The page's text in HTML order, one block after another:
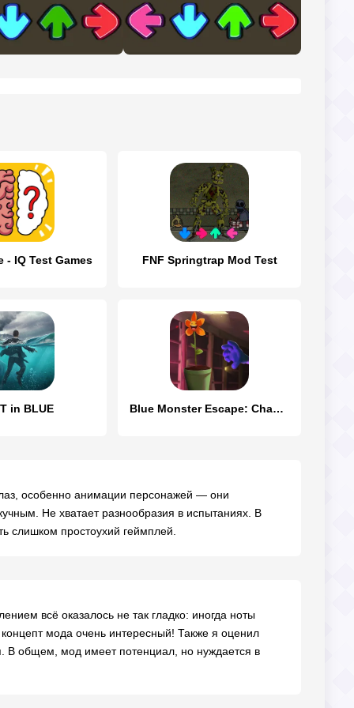
- IQ Test Games FNF Springtrap Mod Test
in BLUE Blue Monster Escape: Chapter 4
особенно анимации персонажей — они
Не хватает разнообразия в испытаниях. В
слишком простоухий геймплей.
всё оказалось не так гладко: иногда ноты
мода очень интересный! Также я оценил
В общем, мод имеет потенциал, но нуждается в